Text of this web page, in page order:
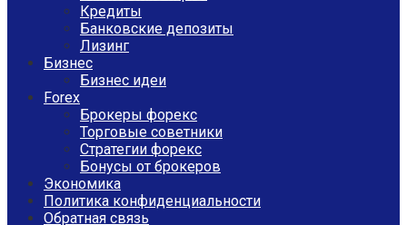
Кредиты
Банковские депозиты
Лизинг
Бизнес
Бизнес идеи
Forex
Брокеры форекс
Торговые советники
Стратегии форекс
Бонусы от брокеров
Экономика
Политика конфиденциальности
Обратная связь